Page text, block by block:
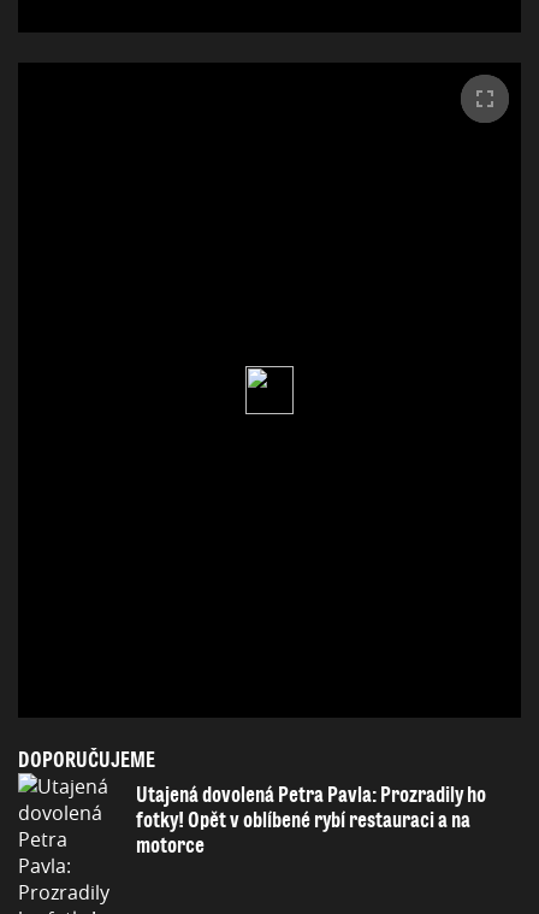
DOPORUČUJEME
Utajená dovolená Petra Pavla: Prozradily ho
fotky! Opět v oblíbené rybí restauraci a na
motorce